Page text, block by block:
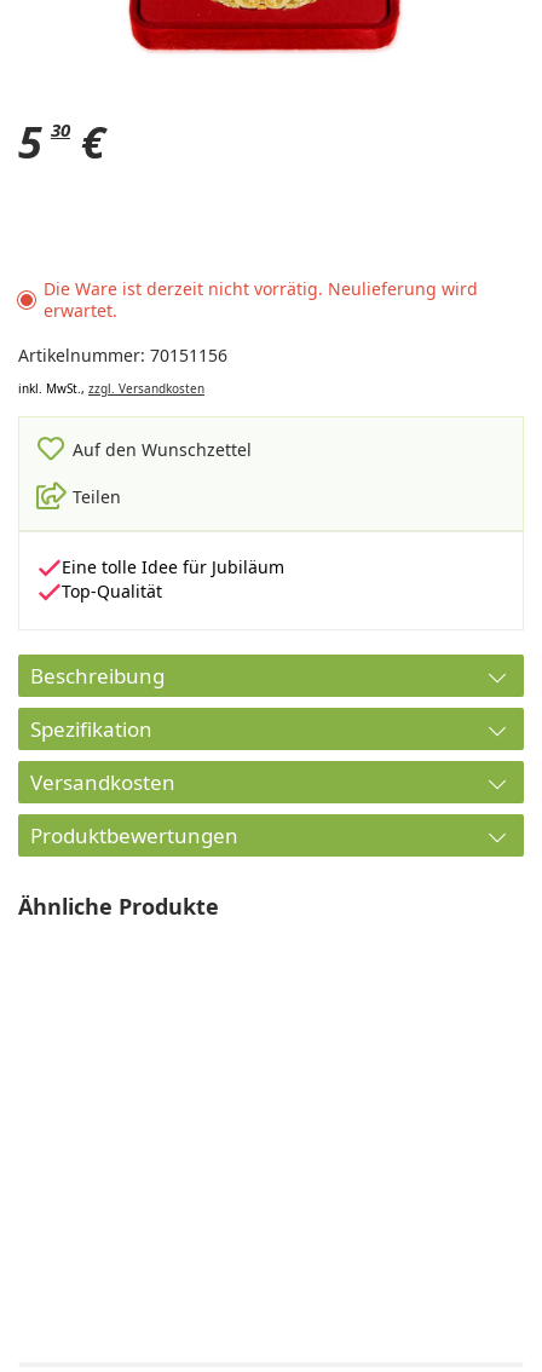
5 30 €
Die Ware ist derzeit nicht vorrätig. Neulieferung wird
erwartet.
Artikelnummer: 70151156
inkl. MwSt., zzgl. Versandkosten
Auf den Wunschzettel
Teilen
Eine tolle Idee für Jubiläum
Top-Qualität
Beschreibung
Spezifikation
Versandkosten
Produktbewertungen
Ähnliche Produkte